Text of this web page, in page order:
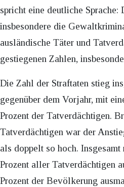
spricht eine deutliche
insbesondere die
ausländische Täter und
gestiegenen Zahlen,
Die Zahl der Straftaten stieg
gegenüber dem Vorjahr, mit
Prozent der Tatverdächtigen.
Tatverdächtigen war der
als doppelt so hoch.
Prozent aller Tatverdächtigen
Prozent der Bevölkerung